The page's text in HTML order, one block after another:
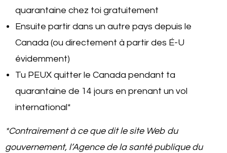
quarantaine chez toi gratuitement
Ensuite partir dans un autre pays depuis le
Canada (ou directement à partir des É-U
évidemment)
Tu PEUX quitter le Canada pendant ta
quarantaine de 14 jours en prenant un vol
international*
*Contrairement à ce que dit le site Web du
gouvernement, l’Agence de la santé publique du